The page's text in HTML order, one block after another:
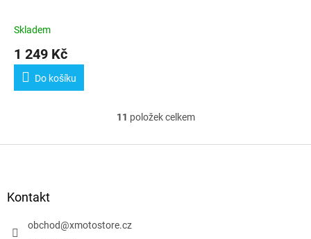
Skladem
1 249 Kč
Do košíku
O
l
11 položek celkem
Kontakt
obchod@xmotostore.cz